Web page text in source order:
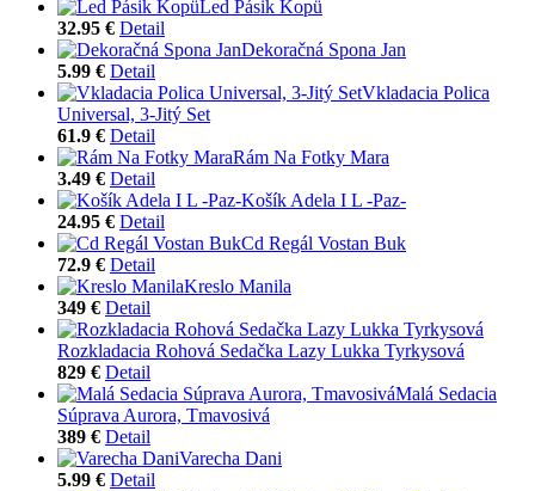
Led Pásik Kopü
32.95 € Detail
Dekoračná Spona Jan
5.99 € Detail
Vkladacia Polica
Universal, 3-Jitý Set
61.9 € Detail
Rám Na Fotky Mara
3.49 € Detail
Košík Adela I L -Paz-
24.95 € Detail
Cd Regál Vostan Buk
72.9 € Detail
Kreslo Manila
349 € Detail
Rozkladacia Rohová Sedačka Lazy Lukka Tyrkysová
829 € Detail
Malá Sedacia
Súprava Aurora, Tmavosivá
389 € Detail
Varecha Dani
5.99 € Detail